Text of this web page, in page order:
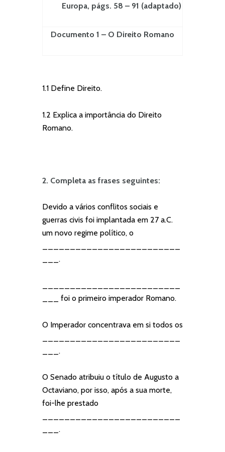
Europa, págs. 58 – 91 (adaptado)
Documento 1 – O Direito Romano
1.1 Define Direito.
1.2 Explica a importância do Direito
Romano.
2. Completa as frases seguintes:
Devido a vários conflitos sociais e
guerras civis foi implantada em 27 a.C.
um novo regime político, o
___.
___ foi o primeiro imperador Romano.
O Imperador concentrava em si todos os
___.
O Senado atribuiu o título de Augusto a
Octaviano, por isso, após a sua morte,
foi-lhe prestado
___.